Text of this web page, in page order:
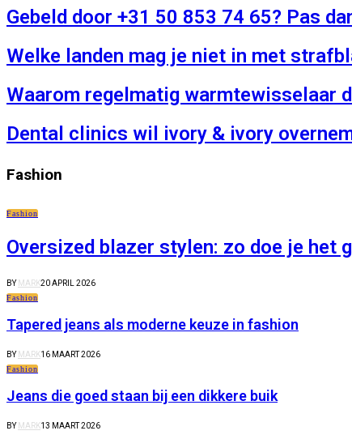
Gebeld door +31 50 853 74 65? Pas
Welke landen mag je niet in met
Waarom regelmatig warmtewisselaar
Dental clinics wil ivory & ivory
Fashion
Fashion
Oversized blazer stylen: zo doe je het
BY MARK20 APRIL 2026
Fashion
Tapered jeans als moderne keuze in fashion
BY MARK16 MAART 2026
Fashion
Jeans die goed staan bij een dikkere buik
BY MARK13 MAART 2026